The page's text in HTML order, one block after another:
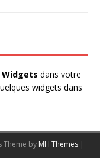
dans votre
widgets dans
Theme by MH Themes |